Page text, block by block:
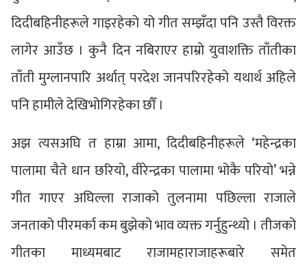
दिदीबहिनीहरूले गाइरहेको यो गीत सम्झँदा पनि उस्तै विरक्त
लागेर आउँछ । कुनै दिन नबिराएर हाम्रो युवाशक्ति ताँतीका
ताँती मुग्लानपारि अर्थात् परदेश जानपरिरहेको यथार्थ अहिले
पनि हामीले देखिभोगिरहेका छौँ ।
अझ त्यसअघि त हाम्रा आमा, दिदीबहिनीहरूले ‘महेन्द्रका
पालामा चैते धान छरियो, वीरेन्द्रका पालामा भोकै परियो’ भन्ने
गीत गाएर अघिल्ला राजाको तुलनामा पछिल्ला राजाले
जनताको पीरमर्का कम बुझेको भाव व्यक्त गर्नुहुन्थ्यो । तीजको
गीतका माध्यमबाट राजामहाराजाहरूबारे समेत